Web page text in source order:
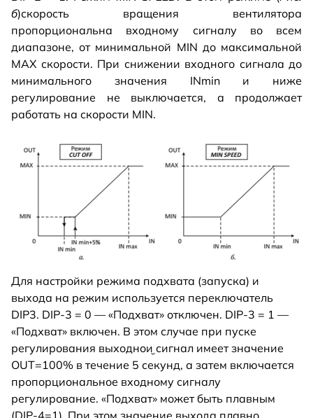
б)скорость вращения вентилятора
пропорциональна входному сигналу во всем
диапазоне, от минимальной MIN до максимальной
MAX скорости. При снижении входного сигнала до
минимального значения INmin и ниже
регулирование не выключается, а продолжает
работать на скорости MIN.
Для настройки режима подхвата (запуска) и
выхода на режим используется переключатель
DIP3. DIP-3 = 0 — «Подхват» отключен. DIP-3 = 1 —
«Подхват» включен. В этом случае при пуске
регулирования выходнои̮ сигнал имеет значение
OUT=100% в течение 5 секунд, а затем включается
пропорциональное входному сигналу
регулирование. «Подхват» может быть плавным